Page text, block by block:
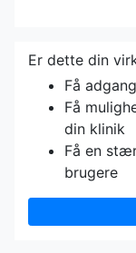
Er dette din
Få
Få
din klinik
Få en
brugere